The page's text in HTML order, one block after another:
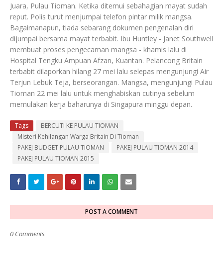
Juara, Pulau Tioman. Ketika ditemui sebahagian mayat sudah
reput. Polis turut menjumpai telefon pintar milik mangsa.
Bagaimanapun, tiada sebarang dokumen pengenalan diri
dijumpai bersama mayat terbabit. Ibu Huntley - Janet Southwell
membuat proses pengecaman mangsa - khamis lalu di
Hospital Tengku Ampuan Afzan, Kuantan. Pelancong Britain
terbabit dilaporkan hilang 27 mei lalu selepas mengunjungi Air
Terjun Lebuk Teja, berseorangan. Mangsa, mengunjungi Pulau
Tioman 22 mei lalu untuk menghabiskan cutinya sebelum
memulakan kerja baharunya di Singapura minggu depan.
Tags
BERCUTI KE PULAU TIOMAN
Misteri Kehilangan Warga Britain Di Tioman
PAKEJ BUDGET PULAU TIOMAN
PAKEJ PULAU TIOMAN 2014
PAKEJ PULAU TIOMAN 2015
POST A COMMENT
0 Comments